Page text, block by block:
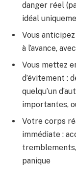
danger réel
idéal
Vous
à l’avance,
Vous mettez
d’évitement :
quelqu’un
importantes,
Votre corps
immédiate :
panique